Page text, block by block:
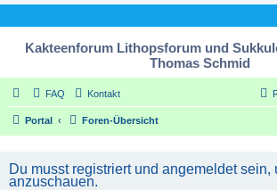
Kakteenforum Lithopsforum und
Thomas Schmid
FAQ Kontakt
Portal Foren-Übersicht
Du musst registriert und angemeldet sein,
anzuschauen.